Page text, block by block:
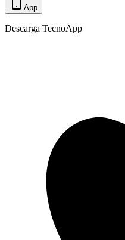
App
Descarga TecnoApp